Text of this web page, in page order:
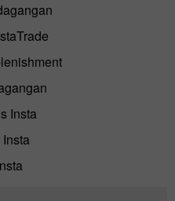
Insta